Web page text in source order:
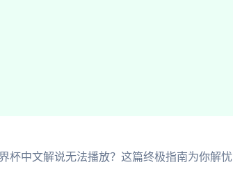
杯中文解说无法播放？这篇终极指南为你解忧